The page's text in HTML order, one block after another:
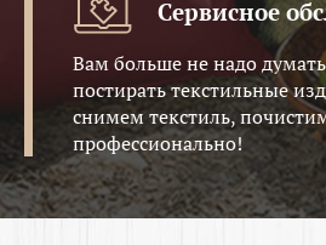
Сервисное
Вам больше не надо
постирать текстильные
снимем текстиль,
профессионально!